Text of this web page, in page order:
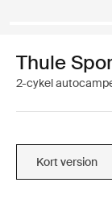
Thule
2-cykel
Kort version